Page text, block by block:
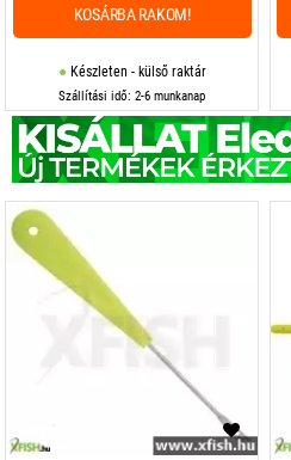
Készleten - külső raktár
Szállítási idő: 2-6 munkanap
KOSÁRBA RAKOM!